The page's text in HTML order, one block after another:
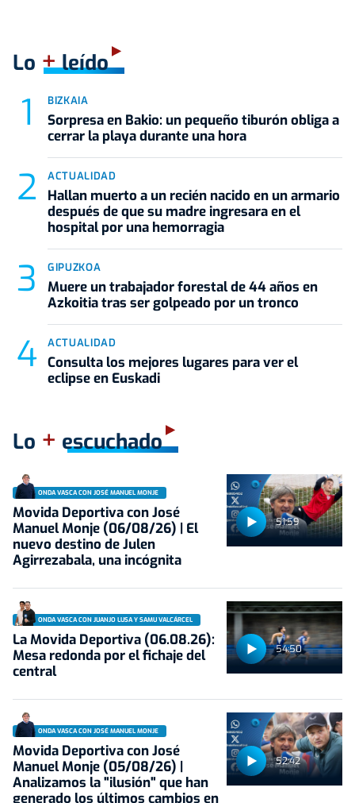
Lo +leído
BIZKAIA
Sorpresa en Bakio: un pequeño tiburón obliga a
cerrar la playa durante una hora
ACTUALIDAD
Hallan muerto a un recién nacido en un armario
después de que su madre ingresara en el
hospital por una hemorragia
GIPUZKOA
Muere un trabajador forestal de 44 años en
Azkoitia tras ser golpeado por un tronco
ACTUALIDAD
Consulta los mejores lugares para ver el
eclipse en Euskadi
Lo + escuchado
51:59
ONDA VASCA CON JOSÉ MANUEL MONJE
Movida Deportiva con José
Manuel Monje (06/08/26) | El
nuevo destino de Julen
Agirrezabala, una incógnita
54:50
ONDA VASCA CON JUANJO LUSA Y SAMU VALCÁRCEL
La Movida Deportiva (06.08.26):
Mesa redonda por el fichaje del
central
52:42
ONDA VASCA CON JOSÉ MANUEL MONJE
Movida Deportiva con José
Manuel Monje (05/08/26) |
Analizamos la "ilusión" que han
generado los últimos cambios en